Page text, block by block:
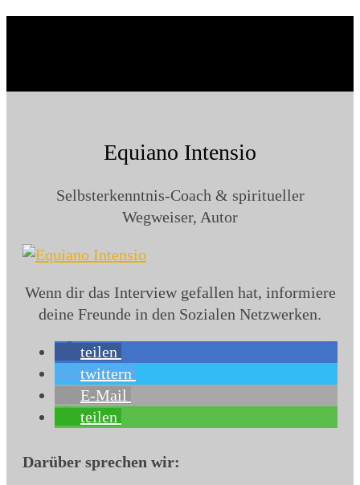
Equiano Intensio
Selbsterkenntnis-Coach & spiritueller
Wegweiser, Autor
Wenn dir das Interview gefallen hat, informiere
deine Freunde in den Sozialen Netzwerken.
teilen
twittern
E-Mail
teilen
Darüber sprechen wir: